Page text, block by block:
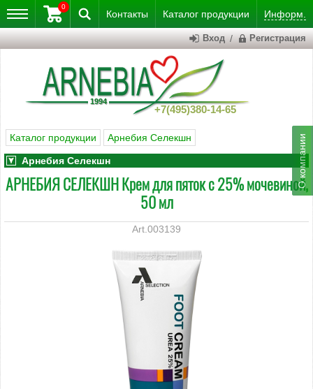
Контакты Каталог продукции Информ.
+7(495)380-14-65
0
Вход / Регистрация
Каталог продукции Арнебия Селекшн
Арнебия Селекшн
АРНЕБИЯ СЕЛЕКШН Крем для пяток с 25% мочевиной,
50 мл
003139